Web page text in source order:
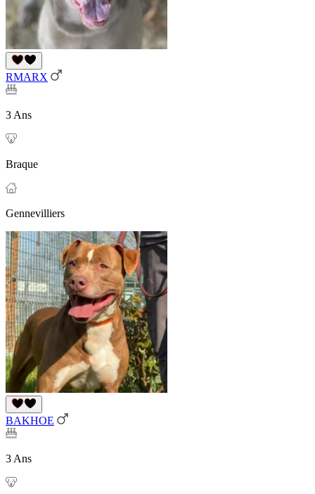
RMARX
3 Ans
Braque
Gennevilliers
BAKHOE
3 Ans